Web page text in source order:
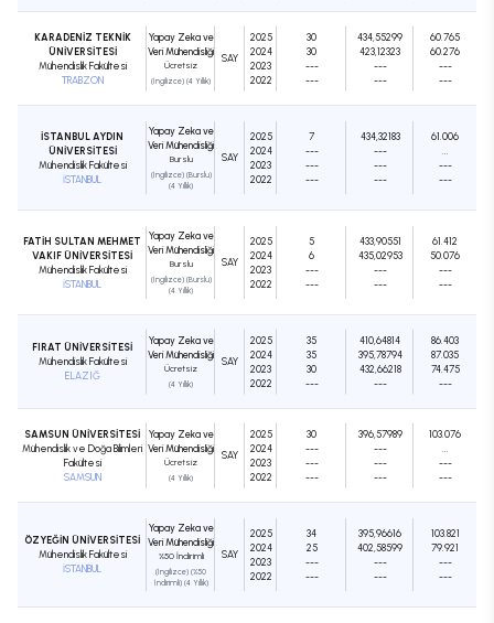
KARADENİZ TEKNİK
ÜNİVERSİTESİ
Mühendislik Fakültesi
TRABZON
Yapay Zeka ve
Veri Mühendisliği
Ücretsiz
(İngilizce) (4 Yıllık)
SAY
2025
2024
2023
2022
30
30
---
---
434,55299
423,12323
---
---
60.765
60.276
---
---
İSTANBUL AYDIN
ÜNİVERSİTESİ
Mühendislik Fakültesi
İSTANBUL
Yapay Zeka ve
Veri Mühendisliği
Burslu
(İngilizce) (Burslu)
(4 Yıllık)
SAY
2025
2024
2023
2022
7
---
---
---
434,32183
---
---
---
61.006
---
---
FATİH SULTAN MEHMET
VAKIF ÜNİVERSİTESİ
Mühendislik Fakültesi
İSTANBUL
Yapay Zeka ve
Veri Mühendisliği
Burslu
(İngilizce) (Burslu)
(4 Yıllık)
SAY
2025
2024
2023
2022
5
6
---
---
433,90551
435,02953
---
---
61.412
50.076
---
---
FIRAT ÜNİVERSİTESİ
Mühendislik Fakültesi
ELAZIĞ
Yapay Zeka ve
Veri Mühendisliği
Ücretsiz
(4 Yıllık)
SAY
2025
2024
2023
2022
35
35
30
---
410,64814
395,78794
432,66218
---
86.403
87.035
74.475
---
SAMSUN ÜNİVERSİTESİ
Mühendislik ve Doğa Bilimleri
Fakültesi
SAMSUN
Yapay Zeka ve
Veri Mühendisliği
Ücretsiz
(4 Yıllık)
SAY
2025
2024
2023
2022
30
---
---
---
396,57989
---
---
---
103.076
---
---
ÖZYEĞİN ÜNİVERSİTESİ
Mühendislik Fakültesi
İSTANBUL
Yapay Zeka ve
Veri Mühendisliği
%50 İndirimli
(İngilizce) (%50
İndirimli) (4 Yıllık)
SAY
2025
2024
2023
2022
34
25
---
---
395,96616
402,58599
---
---
103.821
79.921
---
---